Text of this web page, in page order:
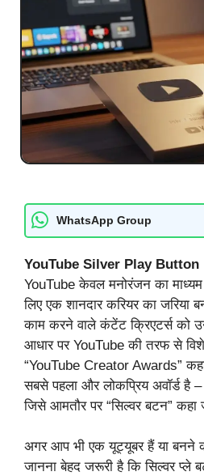
WhatsApp Group
YouTube Silver Play Button
YouTube केवल मनोरंजन का माध्यम
लिए एक शानदार करियर का जरिया
काम करने वाले कंटेंट क्रिएटर्स
आधार पर YouTube की तरफ से
“YouTube Creator Awards”
सबसे पहला और लोकप्रिय अवॉर्ड है –
जिसे आमतौर पर “सिल्वर बटन” कहा
अगर आप भी एक यूट्यूबर हैं या बनने
जानना बेहद जरूरी है कि सिल्वर